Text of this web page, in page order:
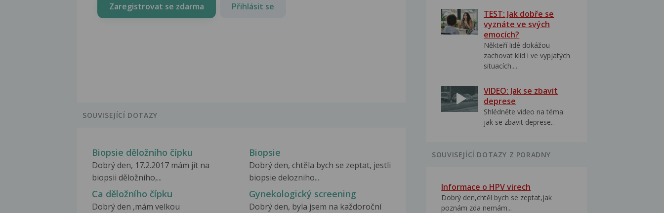
Zaregistrovat se zdarma Přihlásit se
SOUVISEJÍCÍ DOTAZY
Biopsie děložního čípku
Dobrý den, 17.2.2017 mám jít na
biopsii děložního,...
Biopsie
Dobrý den, chtěla bych se zeptat, jestli
biopsie delozniho...
Ca děložního čípku
Dobrý den ,mám velkou
Gynekologický screening
Dobrý den, byla jsem na každoroční
TEST: Jak dobře se
vyznáte ve svých
emocích?
Někteří lidé dokážou
zachovat klid i ve vypjatých
situacích....
VIDEO: Jak se zbavit
deprese
Shlédněte video na téma
jak se zbavit deprese..
SOUVISEJÍCÍ DOTAZY Z PORADNY
Informace o HPV virech
Dobrý den,chtěl bych se zeptat,jak
poznám zda nemám...